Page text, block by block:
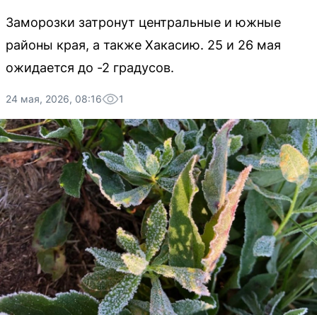
Заморозки затронут центральные и южные
районы края, а также Хакасию. 25 и 26 мая
ожидается до -2 градусов.
24 мая, 2026, 08:16 1